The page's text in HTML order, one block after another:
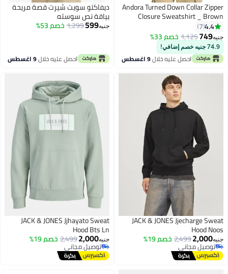
6
Andora Turned Down Collar
Closure Sweatshirt _
4.4
7
749
1,125خصم 33%
74.9 جنيه خصم إضافي!
احصل عليه خلال9 اغسطس
ديفاكتو سويت شيرت قصة مريحة
بياقة نص سوسته
جنيه599
1,299خصم 53%
احصل عليه خلال9 اغسطس
JACK & JONES Jjecharge
Hood
2,000
2,499خصم 19%
توصيل مجاني
توصيل مجاني
JACK & JONES Jjhayato Sweat
Hood Bts Ln
جنيه2,000
2,499خصم 19%
توصيل مجاني
توصيل مجاني